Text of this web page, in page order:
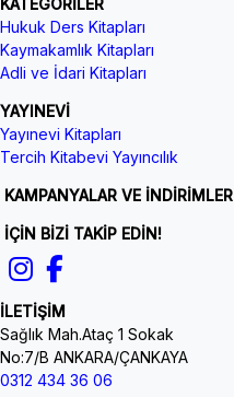
KATEGORİLER
Hukuk Ders Kitapları
Kaymakamlık Kitapları
Adli ve İdari Kitapları
YAYINEVİ
Yayınevi Kitapları
Tercih Kitabevi Yayıncılık
KAMPANYALAR VE İNDİRİMLER
İÇİN BİZİ TAKİP EDİN!
İLETİŞİM
Sağlık Mah.Ataç 1 Sokak
No:7/B ANKARA/ÇANKAYA
0312 434 36 06